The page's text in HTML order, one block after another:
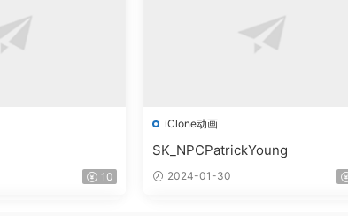
10
iClone动画
SK_NPCPatrickYoung
2024-01-30